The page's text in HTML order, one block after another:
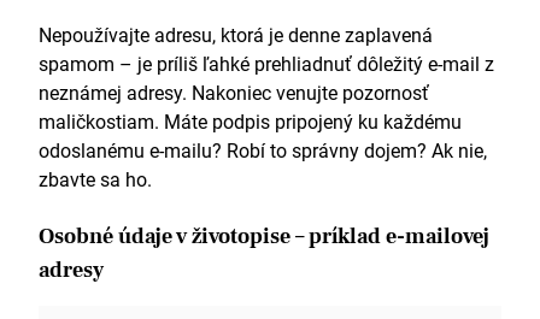
Nepoužívajte adresu, ktorá je denne zaplavená
spamom – je príliš ľahké prehliadnuť dôležitý e-mail z
neznámej adresy. Nakoniec venujte pozornosť
maličkostiam. Máte podpis pripojený ku každému
odoslanému e-mailu? Robí to správny dojem? Ak nie,
zbavte sa ho.
Osobné údaje v životopise – príklad e-mailovej
adresy